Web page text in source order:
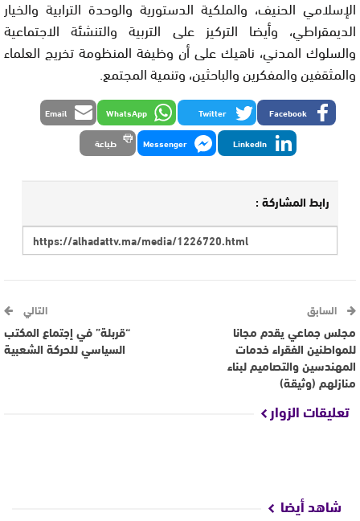
الإسلامي الحنيف، والملكية الدستورية والوحدة الترابية والخيار
الديمقراطي، وأيضا التركيز على التربية والتنشئة الاجتماعية
والسلوك المدني، ناهيك على أن وظيفة المنظومة تخريج العلماء
والمثقفين والمفكرين والباحثين، وتنمية المجتمع.
Facebook
Twitter
WhatsApp
Email
LinkedIn
Messenger طباعة
رابط المشاركة :
السابق
مجلس جماعي يقدم مجانا
للمواطنين الفقراء خدمات
المهندسين والتصاميم لبناء
منازلهم (وثيقة)
التالي
“قربلة” في إجتماع المكتب
السياسي للحركة الشعبية
تعليقات الزوار
شاهد أيضا